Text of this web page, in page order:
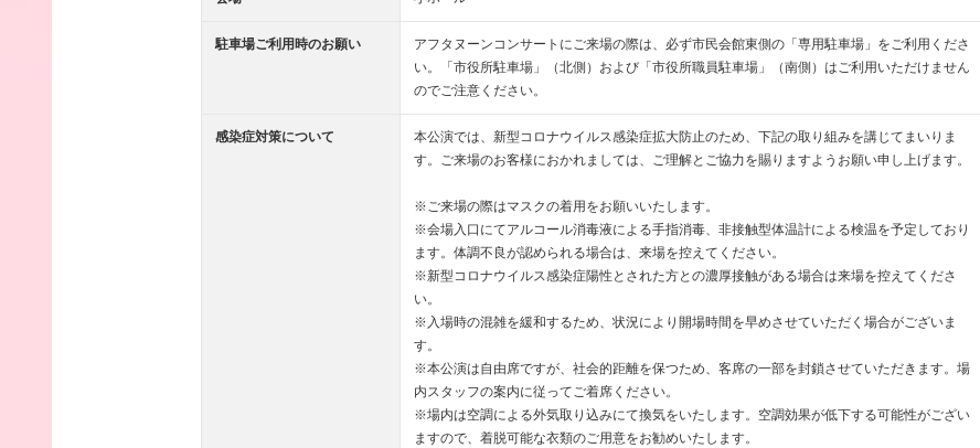
駐車場ご利用時のお願い
アフタヌーンコンサートにご来場の際は、必ず市民会館東側の「専用駐車場」をご利用くださ
い。「市役所駐車場」（北側）および「市役所職員駐車場」（南側）はご利用いただけません
のでご注意ください。
感染症対策について
本公演では、新型コロナウイルス感染症拡大防止のため、下記の取り組みを講じてまいりま
す。ご来場のお客様におかれましては、ご理解とご協力を賜りますようお願い申し上げます。
※ご来場の際はマスクの着用をお願いいたします。
※会場入口にてアルコール消毒液による手指消毒、非接触型体温計による検温を予定しており
ます。体調不良が認められる場合は、来場を控えてください。
※新型コロナウイルス感染症陽性とされた方との濃厚接触がある場合は来場を控えてくださ
い。
※入場時の混雑を緩和するため、状況により開場時間を早めさせていただく場合がございま
す。
※本公演は自由席ですが、社会的距離を保つため、客席の一部を封鎖させていただきます。場
内スタッフの案内に従ってご着席ください。
※場内は空調による外気取り込みにて換気をいたします。空調効果が低下する可能性がござい
ますので、着脱可能な衣類のご用意をお勧めいたします。